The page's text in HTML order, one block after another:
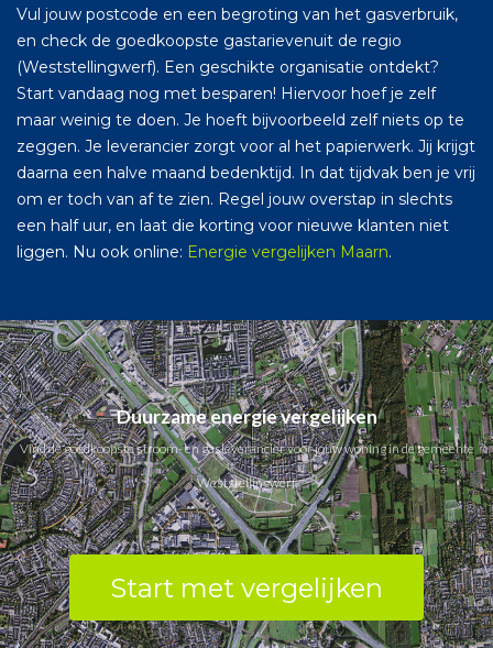
Vul jouw postcode en een begroting van het gasverbruik,
en check de goedkoopste gastarievenuit de regio
(Weststellingwerf). Een geschikte organisatie ontdekt?
Start vandaag nog met besparen! Hiervoor hoef je zelf
maar weinig te doen. Je hoeft bijvoorbeeld zelf niets op te
zeggen. Je leverancier zorgt voor al het papierwerk. Jij krijgt
daarna een halve maand bedenktijd. In dat tijdvak ben je vrij
om er toch van af te zien. Regel jouw overstap in slechts
een half uur, en laat die korting voor nieuwe klanten niet
liggen. Nu ook online: Energie vergelijken Maarn.
Duurzame energie vergelijken
Vind de goedkoopste stroom- en gasleverancier voor jouw woning in de gemeente
Weststellingwerf.
Start met vergelijken